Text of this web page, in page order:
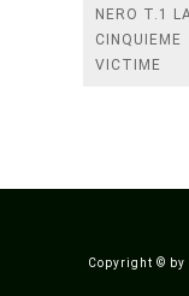
NERO T.1
CINQUIEME
VICTIME
Copyright © by